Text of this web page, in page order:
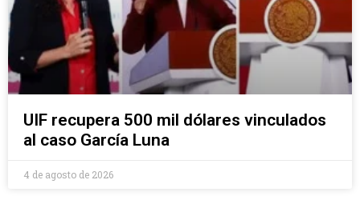
UIF recupera 500 mil dólares vinculados
al caso García Luna
4 de agosto de 2026